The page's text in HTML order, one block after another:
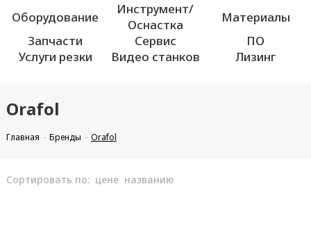
Оборудование
Инструмент/
Оснастка
Материалы
Запчасти
Сервис
ПО
Услуги резки
Видео станков Лизинг
Orafol
Главная Бренды Orafol
Сортировать по: цене названию